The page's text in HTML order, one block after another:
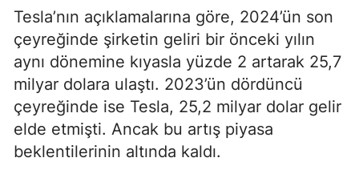
Tesla’nın açıklamalarına göre, 2024’ün son
çeyreğinde şirketin geliri bir önceki yılın
aynı dönemine kıyasla yüzde 2 artarak 25,7
milyar dolara ulaştı. 2023’ün dördüncü
çeyreğinde ise Tesla, 25,2 milyar dolar gelir
elde etmişti. Ancak bu artış piyasa
beklentilerinin altında kaldı.